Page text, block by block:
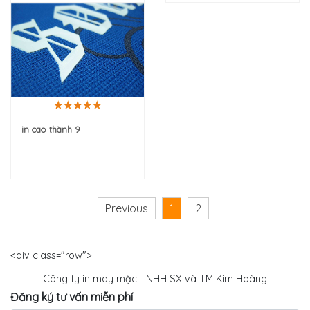
in cao thành 9
Previous 1 2
<div class="row">
Công ty in may mặc TNHH SX và TM Kim Hoàng
Đăng ký tư vấn miễn phí